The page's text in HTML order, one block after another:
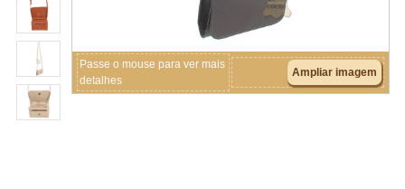
Acessórios
Passe o mouse para ver mais
detalhes
Ampliar imagem